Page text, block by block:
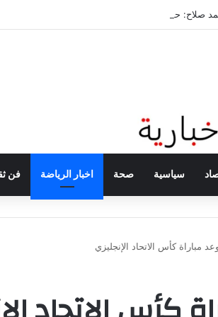
صلاح: حققت النجاح في كل مكان.. وأتطلع لكتابة
سياسية صحة اخبار الرياضة فن
مباراة كأس الاتحاد الإنجليزي